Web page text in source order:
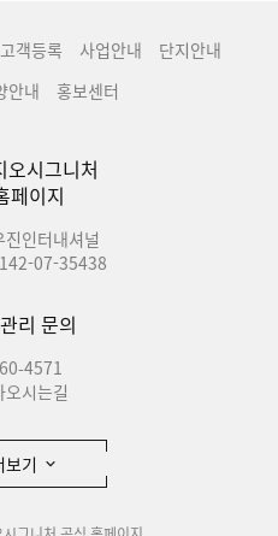
객등록 사업안내
단지안내
안내 홍보센터
오시그니처
페이지
인터내셔널
07-35438
리 문의
4571
오시는길
기